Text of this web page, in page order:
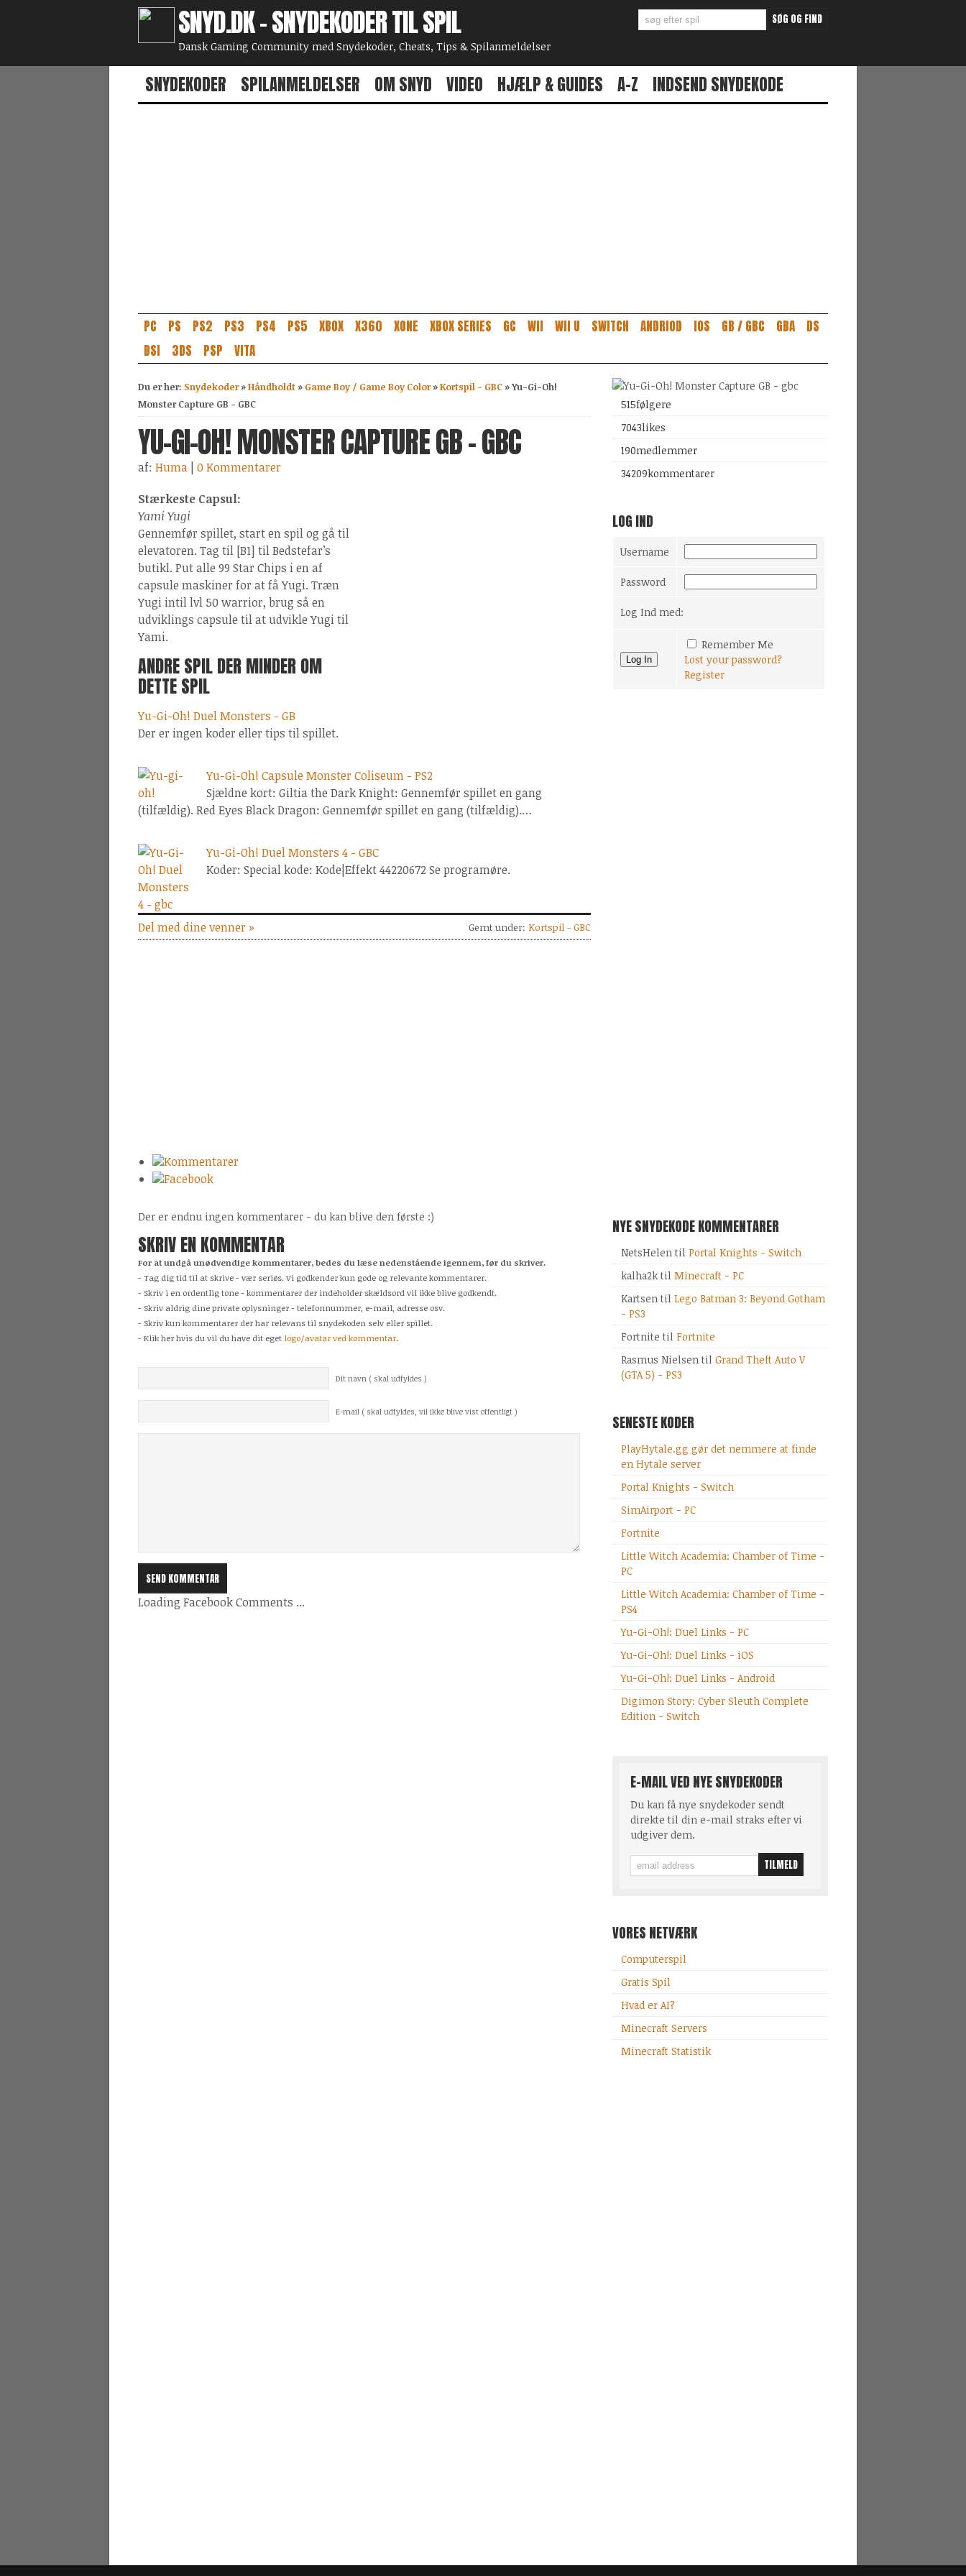
SNYD.DK - SNYDEKODER TIL SPIL
Dansk Gaming Community med Snydekoder, Cheats, Tips & Spilanmeldelser
SNYDEKODER SPILANMELDELSER OM SNYD VIDEO HJÆLP & GUIDES A-Z INDSEND SNYDEKODE
PC PS PS2 PS3 PS4 PS5 XBOX X360 XONE XBOX SERIES GC WII WII U SWITCH ANDRIOD IOS GB / GBC GBA
DS
DSI
3DS PSP VITA
Du er her: Snydekoder»Håndholdt » Game Boy / Game Boy Color»Kortspil - GBC »Yu-Gi-Oh!
Monster Capture GB - GBC
YU-GI-OH! MONSTER CAPTURE GB - GBC
af: Huma 0 Kommentarer
Stærkeste Capsul:
Yami Yugi
Gennemfør spillet, start en spil og gå til
elevatoren. Tag til [B1] til Bedstefar’s
butikl. Put alle 99 Star Chips i en af
capsule maskiner for at få Yugi. Træn
Yugi intil lvl 50 warrior, brug så en
udviklings capsule til at udvikle Yugi til
Yami.
ANDRE SPIL DER MINDER OM
DETTE SPIL
Yu-Gi-Oh! Duel Monsters - GB
Der er ingen koder eller tips til spillet.
Yu-Gi-Oh! Capsule Monster Coliseum - PS2
Sjældne kort: Giltia the Dark Knight: Gennemfør spillet en gang
(tilfældig). Red Eyes Black Dragon: Gennemfør spillet en gang (tilfældig).…
Yu-Gi-Oh! Duel Monsters 4 - GBC
Koder: Special kode: Kode|Effekt 44220672 Se programøre.
Del med dine venner » Gemt under: Kortspil - GBC
Kommentarer
Facebook
Der er endnu ingen kommentarer - du kan blive den første :)
SKRIV EN KOMMENTAR
For at undgå unødvendige kommentarer, bedes du læse nedenstående igennem, før du skriver.
- Tag dig tid til at skrive - vær seriøs. Vi godkender kun gode og relevante kommentarer.
- Skriv i en ordentlig tone - kommentarer der indeholder skældsord vil ikke blive godkendt.
- Skriv aldrig dine private oplysninger - telefonnummer, e-mail, adresse osv.
- Skriv kun kommentarer der har relevans til snydekoden selv eller spillet.
- Klik her hvis du vil du have dit eget logo/avatar ved kommentar.
Dit navn ( skal udfyldes )
E-mail ( skal udfyldes, vil ikke blive vist offentligt )
Loading Facebook Comments ...
515følgere
7043likes
190medlemmer
34209kommentarer
LOG IND
Username
Password
Log Ind med:
Remember Me
Lost your password?
Register
NYE SNYDEKODE KOMMENTARER
NetsHelentil Portal Knights - Switch
kalha2ktil Minecraft - PC
Kartsentil Lego Batman 3: Beyond Gotham
- PS3
Fortnite til Fortnite
Rasmus Nielsentil Grand Theft Auto V
(GTA 5) - PS3
SENESTE KODER
PlayHytale.gg gør det nemmere at finde
en Hytale server
Portal Knights - Switch
SimAirport - PC
Fortnite
Little Witch Academia: Chamber of Time -
PC
Little Witch Academia: Chamber of Time -
PS4
Yu-Gi-Oh!: Duel Links - PC
Yu-Gi-Oh!: Duel Links - iOS
Yu-Gi-Oh!: Duel Links - Android
Digimon Story: Cyber Sleuth Complete
Edition - Switch
E-MAIL VED NYE SNYDEKODER
Du kan få nye snydekoder sendt
direkte til din e-mail straks efter vi
udgiver dem.
VORES NETVÆRK
Computerspil
Gratis Spil
Hvad er AI?
Minecraft Servers
Minecraft Statistik